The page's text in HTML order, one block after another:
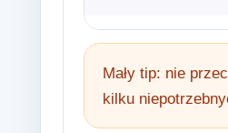
Mały tip: nie
kilku